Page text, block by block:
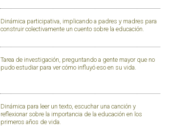
Dinámica participativa, implicando a padres y madres para
construir colectivamente un cuento sobre la educación.
Tarea de investigación, preguntando a gente mayor que no
pudo estudiar para ver cómo influyó eso en su vida.
Dinámica para leer un texto, escuchar una canción y
reflexionar sobre la importancia de la educación en los
primeros años de vida.